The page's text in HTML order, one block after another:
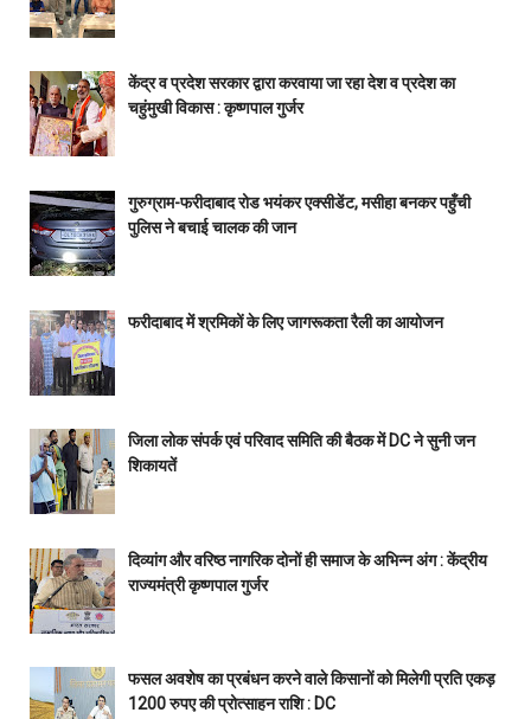
केंद्र व प्रदेश सरकार द्वारा करवाया जा रहा देश व प्रदेश का
चहुंमुखी विकास : कृष्णपाल गुर्जर
गुरुग्राम-फरीदाबाद रोड भयंकर एक्सीडेंट, मसीहा बनकर पहुँची
पुलिस ने बचाई चालक की जान
फरीदाबाद में श्रमिकों के लिए जागरूकता रैली का आयोजन
जिला लोक संपर्क एवं परिवाद समिति की बैठक में DC ने सुनी जन
शिकायतें
दिव्यांग और वरिष्ठ नागरिक दोनों ही समाज के अभिन्न अंग : केंद्रीय
राज्यमंत्री कृष्णपाल गुर्जर
फसल अवशेष का प्रबंधन करने वाले किसानों को मिलेगी प्रति एकड़
1200 रुपए की प्रोत्साहन राशि : DC